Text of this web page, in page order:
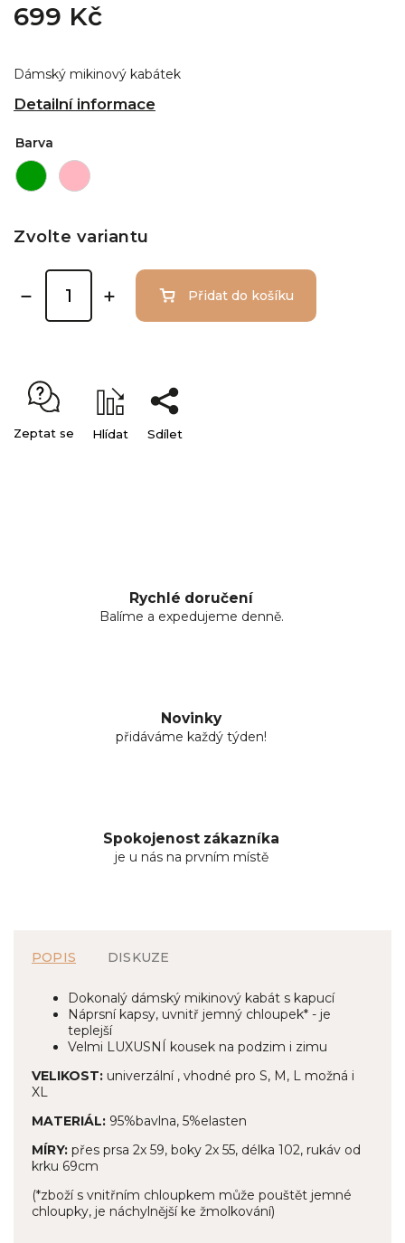
699 Kč
Dámský mikinový kabátek
Detailní informace
Barva
Zvolte variantu
Přidat do košíku
Zeptat se Hlídat Sdílet
Rychlé doručení
Balíme a expedujeme denně.
Novinky
přidáváme každý týden!
Spokojenost zákazníka
je u nás na prvním místě
POPIS DISKUZE
Dokonalý dámský mikinový kabát s kapucí
Náprsní kapsy, uvnitř jemný chloupek* - je
teplejší
Velmi LUXUSNÍ kousek na podzim i zimu
VELIKOST: univerzální , vhodné pro S, M, L možná i
XL
MATERIÁL: 95%bavlna, 5%elasten
MÍRY: přes prsa 2x 59, boky 2x 55, délka 102, rukáv od
krku 69cm
(*zboží s vnitřním chloupkem může pouštět jemné
chloupky, je náchylnější ke žmolkování)